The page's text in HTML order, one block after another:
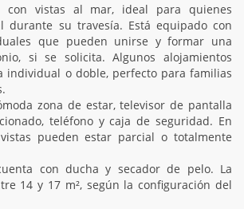
con vistas al mar, ideal para quienes
durante su travesía. Está equipado con
que pueden unirse y formar una
si se solicita. Algunos alojamientos
individual o doble, perfecto para familias
zona de estar, televisor de pantalla
teléfono y caja de seguridad. En
pueden estar parcial o totalmente
con ducha y secador de pelo. La
14 y 17 m², según la configuración del